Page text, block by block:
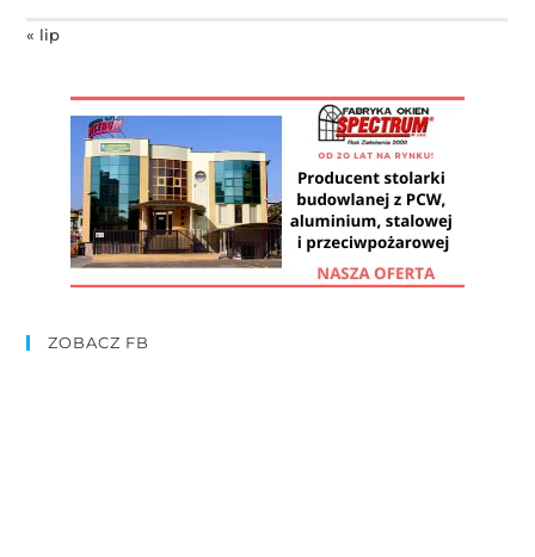
« lip
ZOBACZ FB